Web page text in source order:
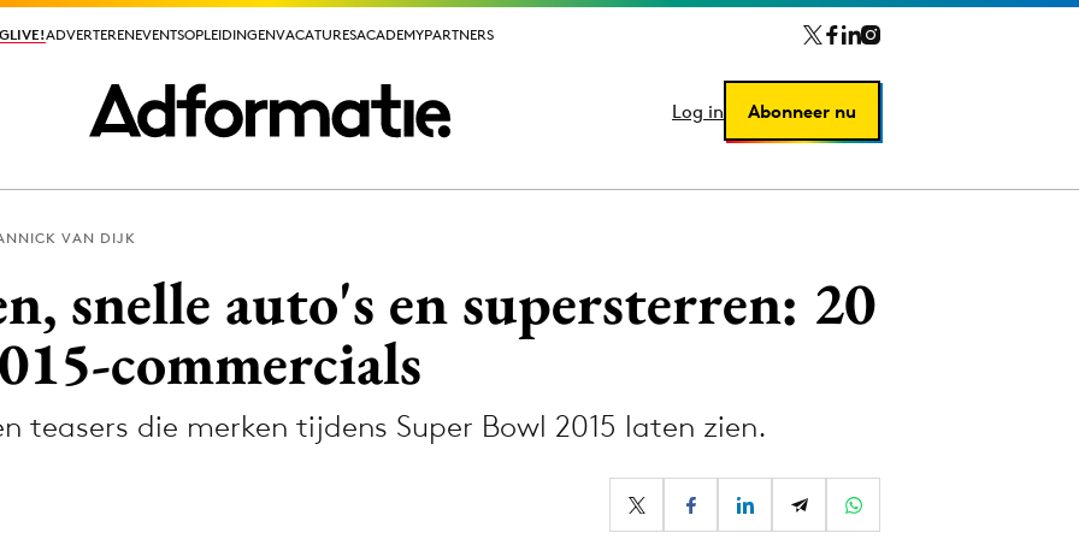
ADVERTERENEVENTSOPLEIDINGENVACATURESACADEMYPARTNERS
Log in Abonneer nu
ADVERTERENEVENTSOPLEIDINGENVACATURESACADEMYPARTNERS
Log in Abonneer nu
Media
VAN DIJK
snelle auto's en supersterren: 20
commercials
teasers die merken tijdens Super Bowl 2015 laten zien.